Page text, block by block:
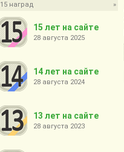
15 наград
»
15 лет на сайте
28 августа 2025
14 лет на сайте
28 августа 2024
13 лет на сайте
28 августа 2023